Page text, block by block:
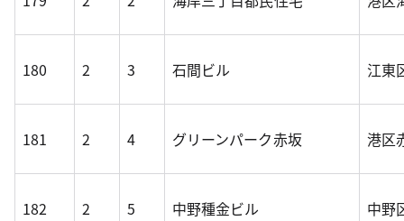
180 2 3 石間ビル 江東
181 2 4 グリーンパーク赤坂 港区
182 2 5 中野種金ビル 中野